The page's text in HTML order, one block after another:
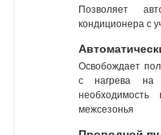
Позволяет
кондиционера с
Освобождает
с нагрева на
межсезонья